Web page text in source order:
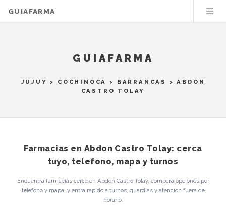
GUIAFARMA
GUIAFARMA
JUJUY > COCHINOCA > BARRANCAS
> ABDON
CASTRO TOLAY
Farmacias en Abdon Castro Tolay: cerca
tuyo, telefono, mapa y turnos
Encuentra farmacias cerca en Abdon Castro Tolay, compara opciones por
telefono y mapa, y entra rapido a turnos, guardias y atencion fuera de
horario.